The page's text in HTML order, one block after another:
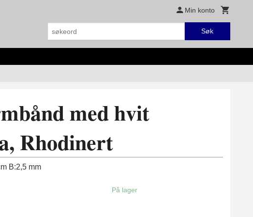
Min konto
Søk
med hvit
Rhodinert
B:2,5 mm
På lager